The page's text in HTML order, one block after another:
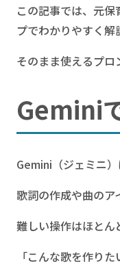
この記事では、元
プでわかりやすく解
そのまま使えるプロ
Gemini
Gemini（ジェミニ
歌詞の作成や曲のア
難しい操作はほとん
「こんな歌を作り